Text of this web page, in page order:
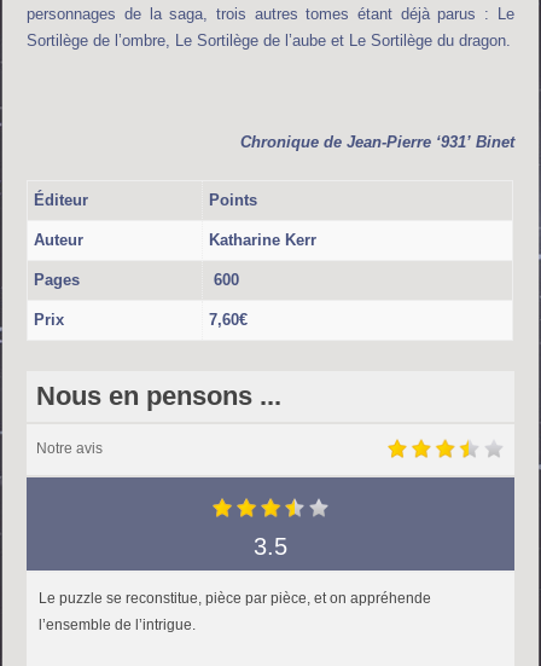
personnages de la saga, trois autres tomes étant déjà parus : Le
Sortilège de l’ombre, Le Sortilège de l’aube et Le Sortilège du dragon.
Chronique de Jean-Pierre ‘931’ Binet
Éditeur Points
Auteur Katharine Kerr
Pages 600
Prix 7,60€
Nous en pensons ...
Notre avis
3.5
Le puzzle se reconstitue, pièce par pièce, et on appréhende
l’ensemble de l’intrigue.